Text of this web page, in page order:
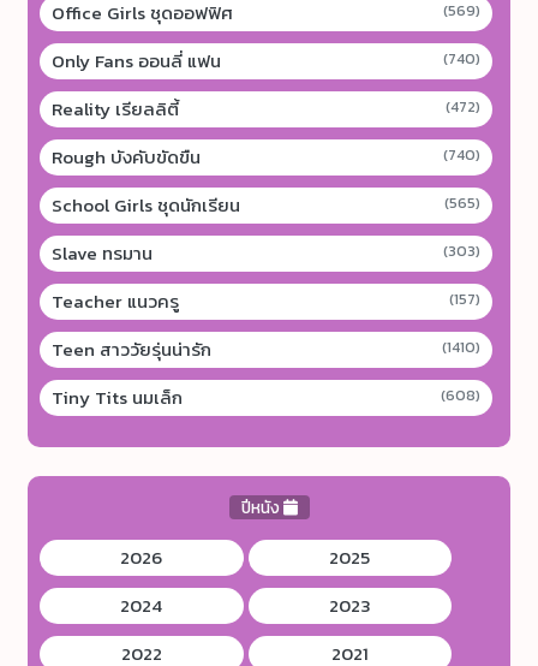
Office Girls ชุดออฟฟิศ (569)
Only Fans ออนลี่ แฟน (740)
Reality เรียลลิตี้ (472)
Rough บังคับขัดขืน (740)
School Girls ชุดนักเรียน (565)
Slave ทรมาน (303)
Teacher แนวครู (157)
Teen สาววัยรุ่นน่ารัก (1410)
Tiny Tits นมเล็ก (608)
ปีหนัง
2026
2025
2024
2023
2022
2021